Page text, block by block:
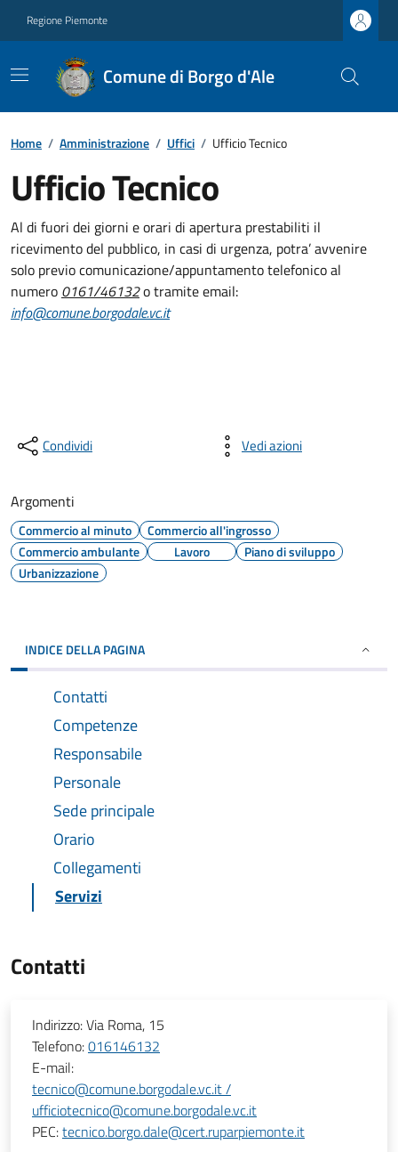
Regione Piemonte
Comune di Borgo d'Ale
Home / Amministrazione / Uffici / Ufficio Tecnico
Ufficio Tecnico
Al di fuori dei giorni e orari di apertura prestabiliti il
ricevimento del pubblico, in casi di urgenza, potra’ avvenire
solo previo comunicazione/appuntamento telefonico al
numero 0161/46132o tramite email:
info@comune.borgodale.vc.it
Condividi Vedi azioni
Argomenti
Commercio al minuto
Commercio all'ingrosso
Commercio ambulante
Lavoro
Piano di sviluppo
Urbanizzazione
INDICE DELLA PAGINA
Contatti
Competenze
Responsabile
Personale
Sede principale
Orario
Collegamenti
Servizi
Contatti
Indirizzo:Via Roma, 15
Telefono:016146132
E-mail:
tecnico@comune.borgodale.vc.it /
ufficiotecnico@comune.borgodale.vc.it
PEC:tecnico.borgo.dale@cert.ruparpiemonte.it